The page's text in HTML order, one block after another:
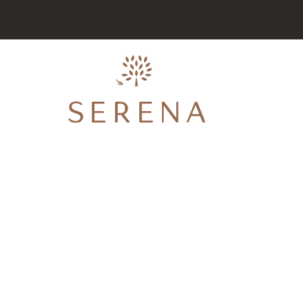
Berthier
Turcotte
Témoignez votre sympathie